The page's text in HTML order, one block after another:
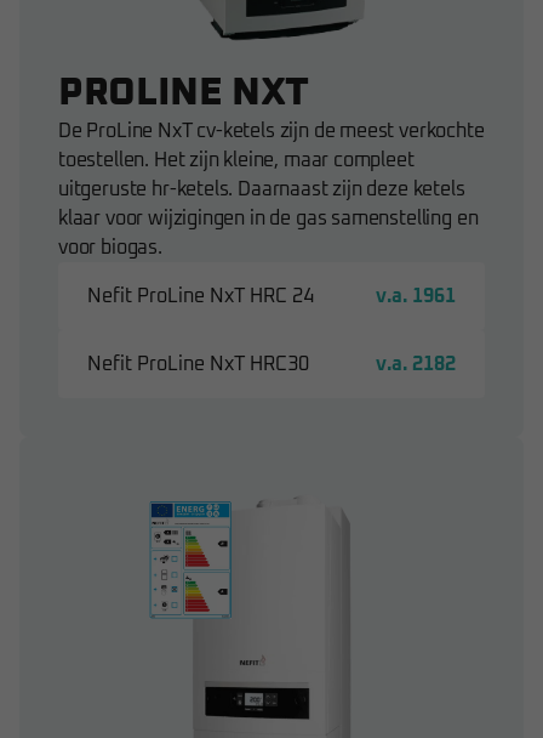
PROLINE NXT
De ProLine NxT cv-ketels zijn de meest verkochte
toestellen. Het zijn kleine, maar compleet
uitgeruste hr-ketels. Daarnaast zijn deze ketels
klaar voor wijzigingen in de gas samenstelling en
voor biogas.
Nefit ProLine NxT HRC 24 v.a. 1961
Nefit ProLine NxT HRC30 v.a. 2182